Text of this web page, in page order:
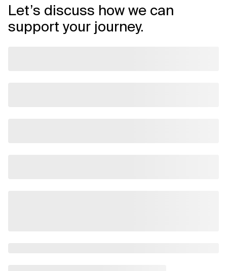
Let’s discuss how we can
support your journey.